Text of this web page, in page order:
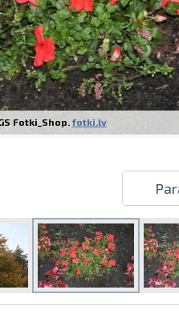
laikā Rīgā – pasūtiet
Fotki_Shop. fotki.lv